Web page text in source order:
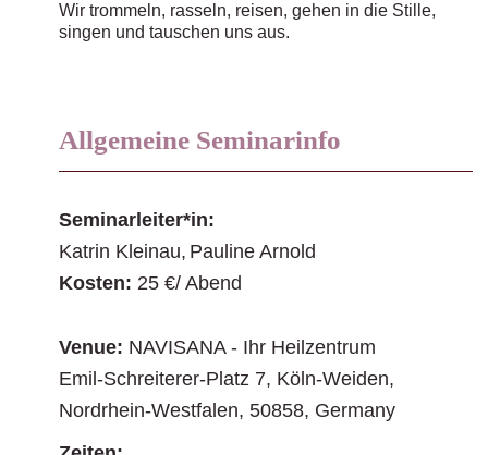
Wir trommeln, rasseln, reisen, gehen in die Stille,
singen und tauschen uns aus.
Allgemeine Seminarinfo
Seminarleiter*in:
Katrin Kleinau Pauline Arnold
Kosten: 25 €/ Abend
Venue: NAVISANA - Ihr Heilzentrum
Emil-Schreiterer-Platz 7, Köln-Weiden,
Nordrhein-Westfalen, 50858, Germany